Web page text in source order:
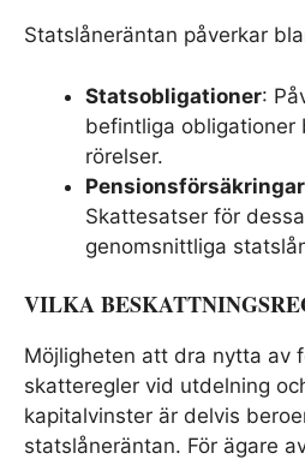
Statslåneräntan påverkar
Statsobligationer:
befintliga obligationer
rörelser.
Skattesatser för
genomsnittliga
VILKA
Möjligheten att dra nytta av
skatteregler vid utdelning
kapitalvinster är delvis
statslåneräntan. För ägare